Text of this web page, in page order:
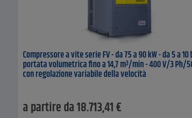
Compressore a vite serie FV - da 75 a 90 kW - da 5 a 10
portata volumetrica fino a 14,7 m³/min - 400 V/3 Ph/
con regolazione variabile della velocità
a partire da18.713,41€